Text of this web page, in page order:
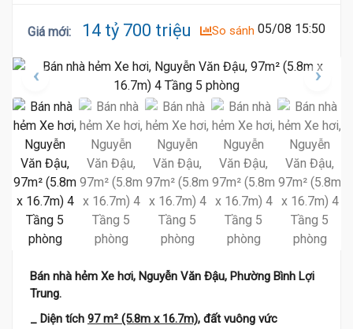
Giá mới: 14 tỷ 700 triệu So sánh 05/08 15:50
Bán nhà hẻm Xe hơi, Nguyễn Văn Đậu, Phường Bình Lợi
Trung.
_ Diện tích 97 m² (5.8m x 16.7m), đất vuông vức